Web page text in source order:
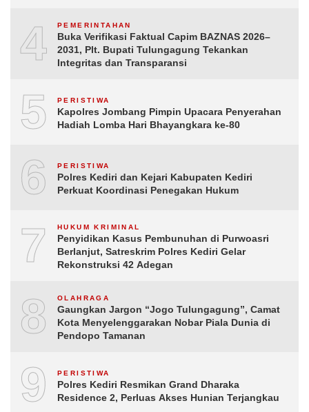
4 PEMERINTAHAN
Buka Verifikasi Faktual Capim BAZNAS 2026–
2031, Plt. Bupati Tulungagung Tekankan
Integritas dan Transparansi
5 PERISTIWA
Kapolres Jombang Pimpin Upacara Penyerahan
Hadiah Lomba Hari Bhayangkara ke-80
6 PERISTIWA
Polres Kediri dan Kejari Kabupaten Kediri
Perkuat Koordinasi Penegakan Hukum
7 HUKUM KRIMINAL
Penyidikan Kasus Pembunuhan di Purwoasri
Berlanjut, Satreskrim Polres Kediri Gelar
Rekonstruksi 42 Adegan
8 OLAHRAGA
Gaungkan Jargon “Jogo Tulungagung”, Camat
Kota Menyelenggarakan Nobar Piala Dunia di
Pendopo Tamanan
9 PERISTIWA
Polres Kediri Resmikan Grand Dharaka
Residence 2, Perluas Akses Hunian Terjangkau